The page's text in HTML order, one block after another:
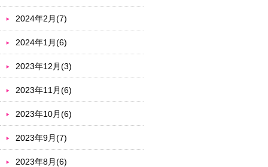
2024年2月(7)
2024年1月(6)
2023年12月(3)
2023年11月(6)
2023年10月(6)
2023年9月(7)
2023年8月(6)